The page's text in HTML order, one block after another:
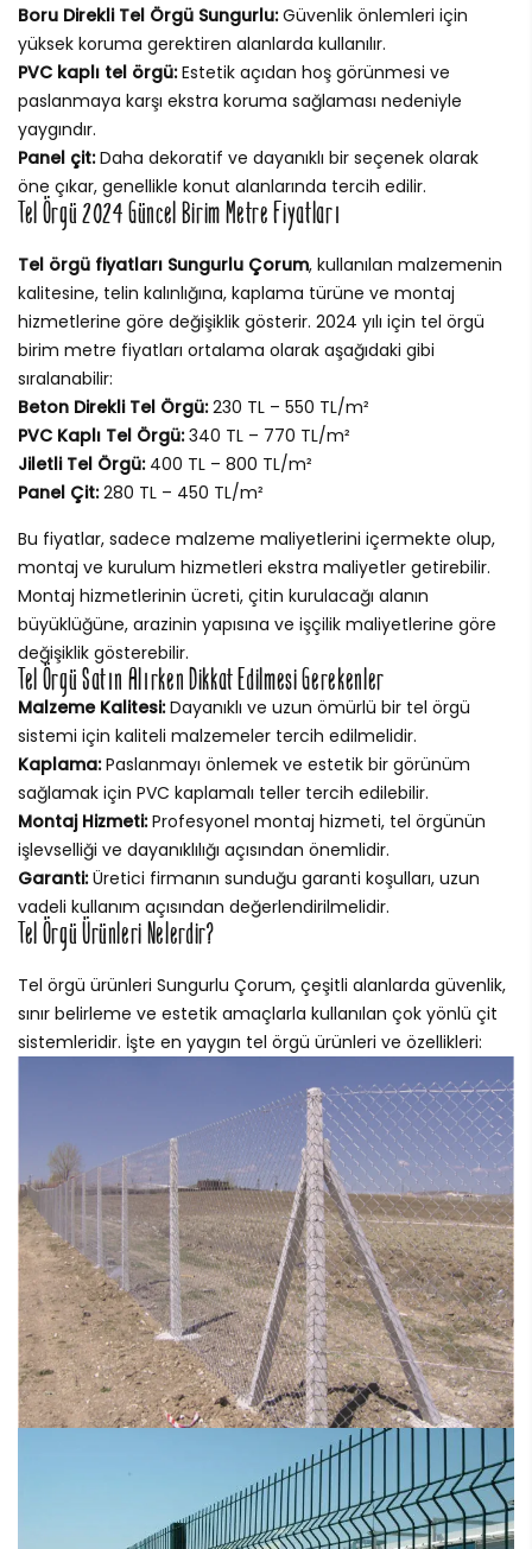
Boru Direkli Tel Örgü Sungurlu:Güvenlik önlemleri için
yüksek koruma gerektiren alanlarda kullanılır.
PVC kaplı tel örgü:Estetik açıdan hoş görünmesi ve
paslanmaya karşı ekstra koruma sağlaması nedeniyle
yaygındır.
Panel çit:Daha dekoratif ve dayanıklı bir seçenek olarak
öne çıkar, genellikle konut alanlarında tercih edilir.
Tel Örgü 2024 Güncel Birim Metre Fiyatları
Tel örgü fiyatları Sungurlu Çorum, kullanılan malzemenin
kalitesine, telin kalınlığına, kaplama türüne ve montaj
hizmetlerine göre değişiklik gösterir. 2024 yılı için tel örgü
birim metre fiyatları ortalama olarak aşağıdaki gibi
sıralanabilir:
Beton Direkli Tel Örgü:230 TL – 550 TL/m²
PVC Kaplı Tel Örgü:340 TL – 770 TL/m²
Jiletli Tel Örgü:400 TL – 800 TL/m²
Panel Çit:280 TL – 450 TL/m²
Bu fiyatlar, sadece malzeme maliyetlerini içermekte olup,
montaj ve kurulum hizmetleri ekstra maliyetler getirebilir.
Montaj hizmetlerinin ücreti, çitin kurulacağı alanın
büyüklüğüne, arazinin yapısına ve işçilik maliyetlerine göre
değişiklik gösterebilir.
Tel Örgü Satın Alırken Dikkat Edilmesi Gerekenler
Malzeme Kalitesi:Dayanıklı ve uzun ömürlü bir tel örgü
sistemi için kaliteli malzemeler tercih edilmelidir.
Kaplama:Paslanmayı önlemek ve estetik bir görünüm
sağlamak için PVC kaplamalı teller tercih edilebilir.
Montaj Hizmeti:Profesyonel montaj hizmeti, tel örgünün
işlevselliği ve dayanıklılığı açısından önemlidir.
Garanti:Üretici firmanın sunduğu garanti koşulları, uzun
vadeli kullanım açısından değerlendirilmelidir.
Tel Örgü Ürünleri Nelerdir?
Tel örgü ürünleri Sungurlu Çorum, çeşitli alanlarda güvenlik,
sınır belirleme ve estetik amaçlarla kullanılan çok yönlü çit
sistemleridir. İşte en yaygın tel örgü ürünleri ve özellikleri: